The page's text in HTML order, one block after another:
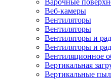
Веб-камеры
Вентиляторы
Вентиляторы
Вентиляторы и
Вентиляторы и
Вентиляционное
Вертикальная
Вертикальные